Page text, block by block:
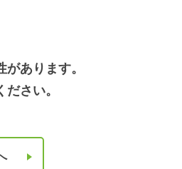
あります。
さい。